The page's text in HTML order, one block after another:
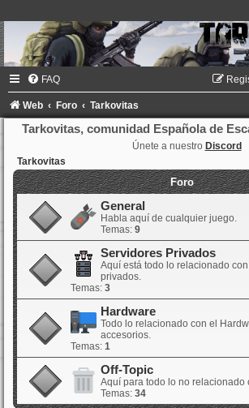
FAQ
Web Foro Tarkovitas
Tarkovitas, comunidad Española de
Únete a nuestro Discord
Tarkovitas
Foro
General
Habla aquí de cualquier juego.
Temas: 9
Servidores Privados
Aquí está todo lo relacionado
privados.
Temas: 3
Hardware
Todo lo relacionado con el
accesorios.
Temas: 1
Off-Topic
Aquí para todo lo no relacionado
Temas: 34